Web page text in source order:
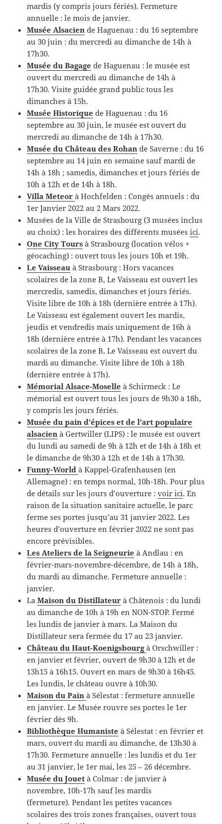
mardis (y compris jours fériés). Fermeture
annuelle : le mois de janvier.
Musée Alsacien de Haguenau : du 16 septembre
au 30 juin : du mercredi au dimanche de 14h à
17h30.
Musée du Bagage de Haguenau : le musée est
ouvert du mercredi au dimanche de 14h à
17h30. Visite guidée grand public tous les
dimanches à 15h.
Musée Historique de Haguenau : du 16
septembre au 30 juin, le musée est ouvert du
mercredi au dimanche de 14h à 17h30.
Musée du Château des Rohan de Saverne : du 16
septembre au 14 juin en semaine sauf mardi de
14h à 18h ; samedis, dimanches et jours fériés de
10h à 12h et de 14h à 18h.
Villa Meteor à Hochfelden : Congés annuels : du
1er Janvier 2022 au 2 Mars 2022.
Musées de la Ville de Strasbourg (3 musées inclus
au choix) : les horaires des différents muséesici.
One City Tours à Strasbourg (location vélos +
géocaching) : ouvert tous les jours 10h et 19h.
Le Vaisseau à Strasbourg : Hors vacances
scolaires de la zone B, Le Vaisseau est ouvert les
mercredis, samedis, dimanches et jours fériés.
Visite libre de 10h à 18h (dernière entrée à 17h).
Le Vaisseau est également ouvert les mardis,
jeudis et vendredis mais uniquement de 16h à
18h (dernière entrée à 17h). Pendant les vacances
scolaires de la zone B, Le Vaisseau est ouvert du
mardi au dimanche. Visite libre de 10h à 18h
(dernière entrée à 17h).
Mémorial Alsace-Moselle à Schirmeck : Le
mémorial est ouvert tous les jours de 9h30 à 18h,
y compris les jours fériés.
Musée du pain d’épices et de l’art populaire
alsacien à Gertwiller (LIPS) : le musée est ouvert
du lundi au samedi de 9h à 12h et de 14h à 18h et
le dimanche de 9h30 à 12h et de 14h à 17h30.
Funny-World à Kappel-Grafenhausen (en
Allemagne) : en temps normal, 10h-18h. Pour plus
de détails sur les jours d’ouverture :voir ici. En
raison de la situation sanitaire actuelle, le parc
ferme ses portes jusqu’au 31 janvier 2022. Les
heures d’ouverture en février 2022 ne sont pas
encore prévisibles.
Les Ateliers de la Seigneurie à Andlau : en
février-mars-novembre-décembre, de 14h à 18h,
du mardi au dimanche. Fermeture annuelle :
janvier.
LaMaison du Distillateur à Châtenois : du lundi
au dimanche de 10h à 19h en NON-STOP. Fermé
les lundis de janvier à mars. La Maison du
Distillateur sera fermée du 17 au 23 janvier.
Château du Haut-Koenigsbourg à Orschwiller :
en janvier et février, ouvert de 9h30 à 12h et de
13h15 à 16h15. Ouvert en mars de 9h30 à 16h45.
Les lundis, le château ouvre à 10h30.
Maison du Pain à Sélestat : fermeture annuelle
en janvier. Le Musée rouvre ses portes le 1er
février dès 9h.
Bibliothèque Humaniste à Sélestat : en février et
mars, ouvert du mardi au dimanche, de 13h30 à
17h30. Fermeture annuelle : les lundis et du 1er
au 31 janvier, le 1er mai, les 25 – 26 décembre.
Musée du Jouet à Colmar : de janvier à
novembre, 10h-17h sauf les mardis
(fermeture). Pendant les petites vacances
scolaires des trois zones françaises, ouvert tous